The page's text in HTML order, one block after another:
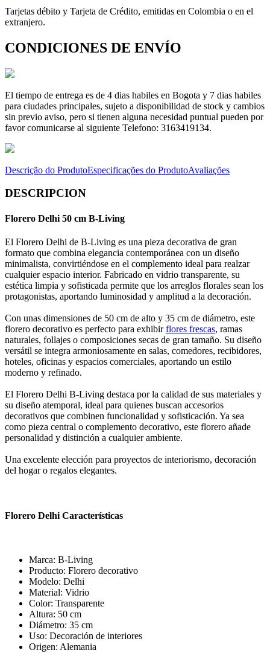
Tarjetas débito y Tarjeta de Crédito, emitidas en Colombia o en el
extranjero.
CONDICIONES DE ENVÍO
El tiempo de entrega es de 4 dias habiles en Bogota y 7 dias habiles
para ciudades principales, sujeto a disponibilidad de stock y cambios
sin previo aviso, pero si tienen alguna necesidad puntual pueden por
favor comunicarse al siguiente Telefono: 3163419134.
Descrição do ProdutoEspecificações do ProdutoAvaliações
DESCRIPCION
Florero Delhi 50 cm B-Living
El Florero Delhi de B-Living es una pieza decorativa de gran
formato que combina elegancia contemporánea con un diseño
minimalista, convirtiéndose en el complemento ideal para realzar
cualquier espacio interior. Fabricado en vidrio transparente, su
estética limpia y sofisticada permite que los arreglos florales sean los
protagonistas, aportando luminosidad y amplitud a la decoración.
Con unas dimensiones de 50 cm de alto y 35 cm de diámetro, este
florero decorativo es perfecto para exhibirflores frescas, ramas
naturales, follajes o composiciones secas de gran tamaño. Su diseño
versátil se integra armoniosamente en salas, comedores, recibidores,
hoteles, oficinas y espacios comerciales, aportando un estilo
moderno y refinado.
El Florero Delhi B-Living destaca por la calidad de sus materiales y
su diseño atemporal, ideal para quienes buscan accesorios
decorativos que combinen funcionalidad y sofisticación. Ya sea
como pieza central o complemento decorativo, este florero añade
personalidad y distinción a cualquier ambiente.
Una excelente elección para proyectos de interiorismo, decoración
del hogar o regalos elegantes.
Florero Delhi Características
Marca: B-Living
Producto: Florero decorativo
Modelo: Delhi
Material: Vidrio
Color: Transparente
Altura: 50 cm
Diámetro: 35 cm
Uso: Decoración de interiores
Origen: Alemania